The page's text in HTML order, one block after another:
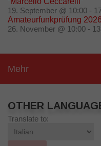
19. September @ 10:00 -
Amateurfunkprüfung 2026
26. November @ 10:00 -
Mehr
OTHER
Translate to: